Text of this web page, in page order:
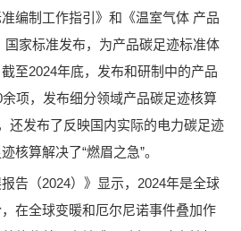
编制工作指引》和《温室气体 产品
家标准发布，为产品碳足迹标准体
至2024年底，发布和研制中的产品
项，发布细分领域产品碳足迹核算
还发布了反映国内实际的电力碳足迹
核算解决了“燃眉之急”。
告（2024）》显示，2024年是全球
在全球变暖和厄尔尼诺事件叠加作